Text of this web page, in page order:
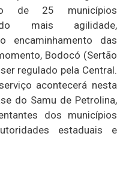
de 25 municípios
mais agilidade,
encaminhamento das
Bodocó (Sertão
regulado pela Central.
acontecerá nesta
do Samu de Petrolina,
dos municípios
estaduais e